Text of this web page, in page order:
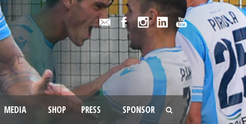
MEDIA SHOP PRESS SPONSOR